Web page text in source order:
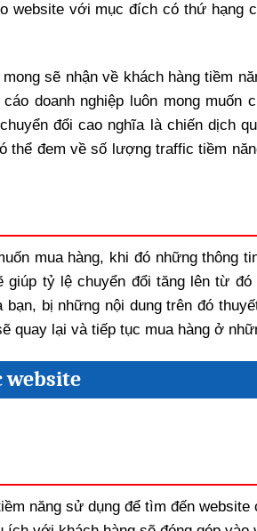
website với mục đích có thứ hạng
sẽ nhận về khách hàng tiềm
doanh nghiệp luôn mong muốn
đổi cao nghĩa là chiến dịch
đem về số lượng traffic tiềm
mua hàng, khi đó những thông
tỷ lệ chuyển đổi tăng lên từ
bị những nội dung trên đó
quay lại và tiếp tục mua hàng ở
website
năng sử dụng để tìm đến website